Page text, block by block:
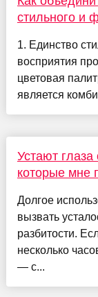
стильного и
1. Единство
восприятия
цветовая
является
Устают
которые мне
Долгое
вызвать
разбитости.
несколько
— с...